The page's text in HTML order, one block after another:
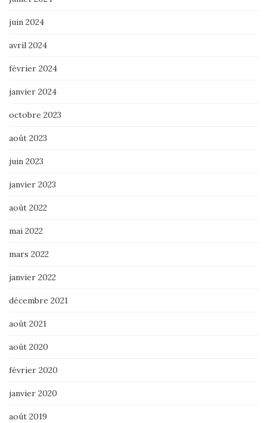
juin 2024
avril 2024
février 2024
janvier 2024
octobre 2023
août 2023
juin 2023
janvier 2023
août 2022
mai 2022
mars 2022
janvier 2022
décembre 2021
août 2021
août 2020
février 2020
janvier 2020
août 2019